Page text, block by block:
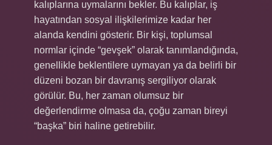
kalıplarına uymalarını bekler. Bu kalıplar, iş
hayatından sosyal ilişkilerimize kadar her
alanda kendini gösterir. Bir kişi, toplumsal
normlar içinde “gevşek” olarak tanımlandığında,
genellikle beklentilere uymayan ya da belirli bir
düzeni bozan bir davranış sergiliyor olarak
görülür. Bu, her zaman olumsuz bir
değerlendirme olmasa da, çoğu zaman bireyi
“başka” biri haline getirebilir.